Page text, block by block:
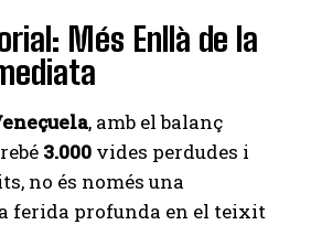
Més Enllà de la
, amb el balanç
3.000 vides perdudes i
no és només una
ferida profunda en el teixit